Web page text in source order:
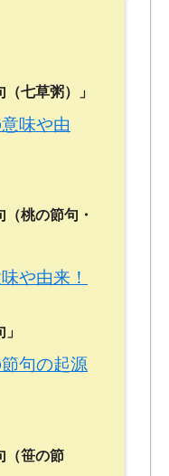
（七草粥）」
味や由
（桃の節句・
や由来！
句の起源
（笹の節